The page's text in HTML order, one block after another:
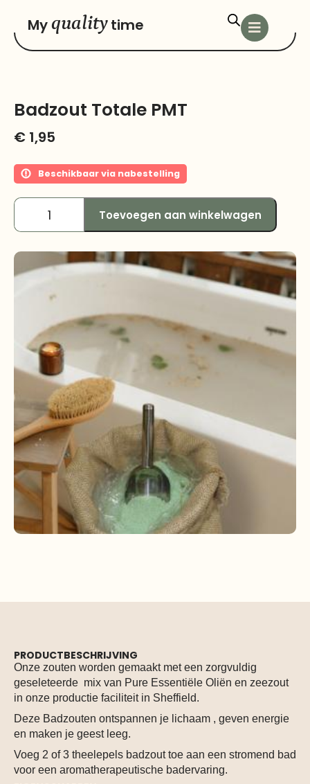
Myquality time
Badzout Totale PMT
€ 1,95
Beschikbaar via nabestelling
Toevoegen aan winkelwagen
PRODUCTBESCHRIJVING
Onze zouten worden gemaakt met een zorgvuldig
geseleteerde mix van Pure Essentiële Oliën en zeezout
in onze productie faciliteit in Sheffield.
Deze Badzouten ontspannen je lichaam , geven energie
en maken je geest leeg.
Voeg 2 of 3 theelepels badzout toe aan een stromend bad
voor een aromatherapeutische badervaring.